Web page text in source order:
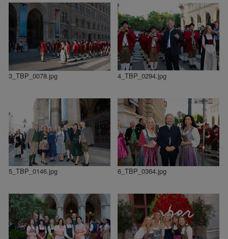
3_TBP_0078.jpg 4_TBP_0294.jpg
5_TBP_0146.jpg 6_TBP_0364.jpg